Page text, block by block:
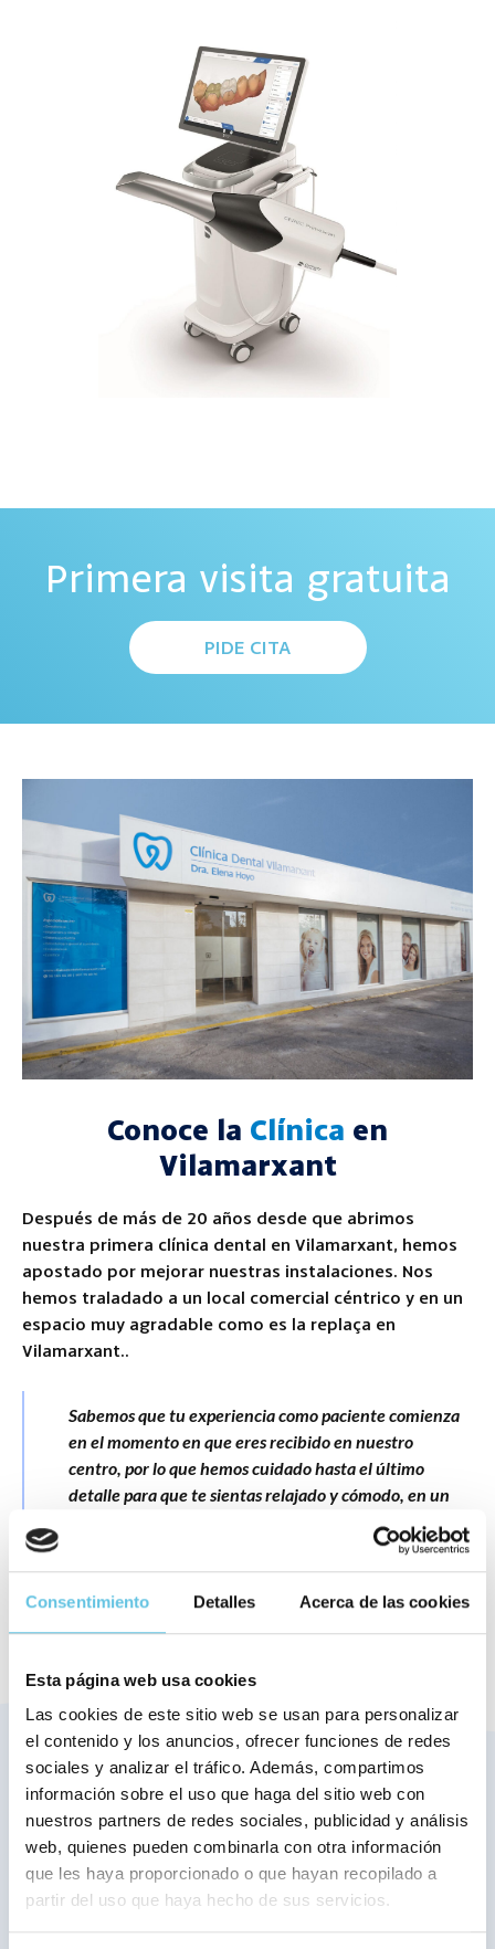
Consentimiento Detalles Acerca de las cookies
Esta página web usa cookies
Las cookies de este sitio web se usan para personalizar
el contenido y los anuncios, ofrecer funciones de redes
sociales y analizar el tráfico. Además, compartimos
información sobre el uso que haga del sitio web con
nuestros partners de redes sociales, publicidad y análisis
web, quienes pueden combinarla con otra información
que les haya proporcionado o que hayan recopilado a
partir del uso que haya hecho de sus servicios.
Primera visita gratuita
PIDE CITA
Conoce la Clínica en
Vilamarxant
Después de más de 20 años desde que abrimos
nuestra primera clínica dental en Vilamarxant, hemos
apostado por mejorar nuestras instalaciones. Nos
hemos traladado a un local comercial céntrico y en un
espacio muy agradable como es la replaça en
Vilamarxant..
Sabemos que tu experiencia como paciente comienza
en el momento en que eres recibido en nuestro
centro, por lo que hemos cuidado hasta el último
detalle para que te sientas relajado y cómodo, en un
MÁXIMA CALIDAD Y GARANTÍA EN TODOS
LOS TRATAMIENTOS
NuestrasPromociones
En nuestra clínica, lo más importante es tu salud.